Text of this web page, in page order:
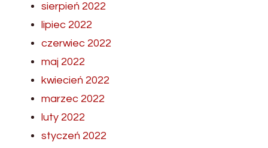
sierpień 2022
lipiec 2022
czerwiec 2022
maj 2022
kwiecień 2022
marzec 2022
luty 2022
styczeń 2022